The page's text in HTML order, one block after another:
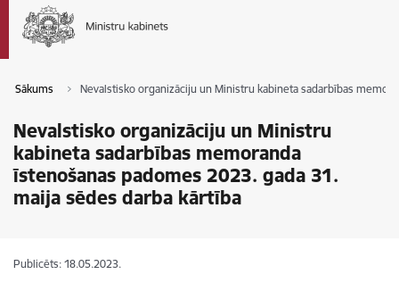
Sākums Nevalstisko organizāciju un Ministru kabineta sadarbības
Nevalstisko organizāciju un Ministru
kabineta sadarbības memoranda
īstenošanas padomes 2023. gada 31.
maija sēdes darba kārtība
Publicēts: 18.05.2023.